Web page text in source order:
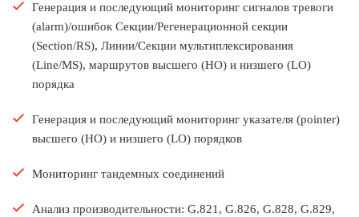
Генерация и последующий мониторинг сигналов тревоги
(alarm)/ошибок Секции/Регенерационной секции
(Section/RS), Линии/Секции мультиплексирования
(Line/MS), маршрутов высшего (HO) и низшего (LO)
порядка
Генерация и последующий мониторинг указателя (pointer)
высшего (HO) и низшего (LO) порядков
Мониторинг тандемных соединений
Анализ производительности: G.821, G.826, G.828, G.829,